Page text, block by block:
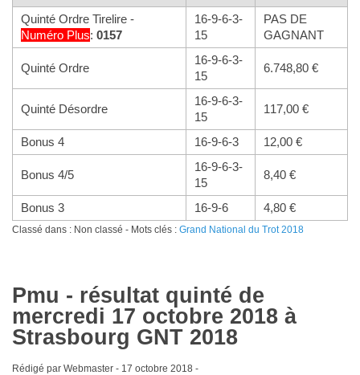
Quinté Ordre Tirelire -
Numéro Plus:0157
16-9-6-3-
15
PAS DE
GAGNANT
Quinté Ordre
16-9-6-3-
15
6.748,80 €
Quinté Désordre
16-9-6-3-
15
117,00 €
Bonus 4 16-9-6-3 12,00 €
Bonus 4/5
16-9-6-3-
15
8,40 €
Bonus 3 16-9-6 4,80 €
Classé dans : Non classé - Mots clés : Grand National du Trot 2018
Pmu - résultat quinté de
mercredi 17 octobre 2018 à
Strasbourg GNT 2018
Rédigé par Webmaster - 17 octobre 2018 -